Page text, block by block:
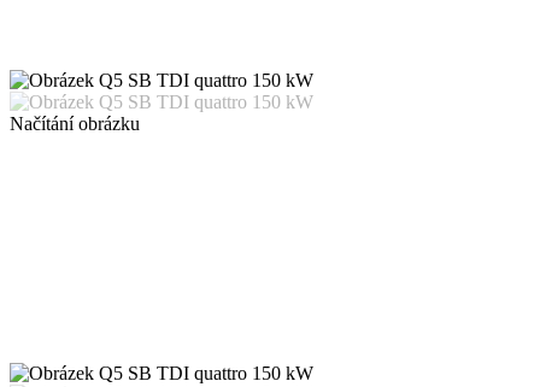
Načítání obrázku